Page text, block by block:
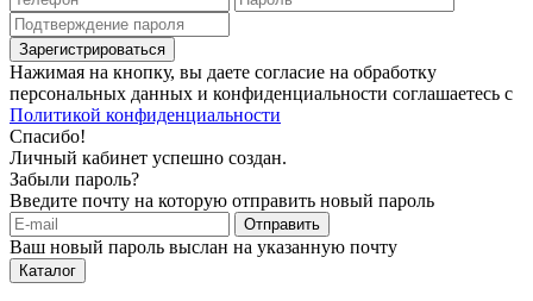
Зарегистрироваться
Нажимая на кнопку, вы даете согласие на обработку
персональных данных и конфиденциальности соглашаетесь с
Политикой конфиденциальности
Спасибо!
Личный кабинет успешно создан.
Забыли пароль?
Введите почту на которую отправить новый пароль
Отправить
Ваш новый пароль выслан на указанную почту
Каталог